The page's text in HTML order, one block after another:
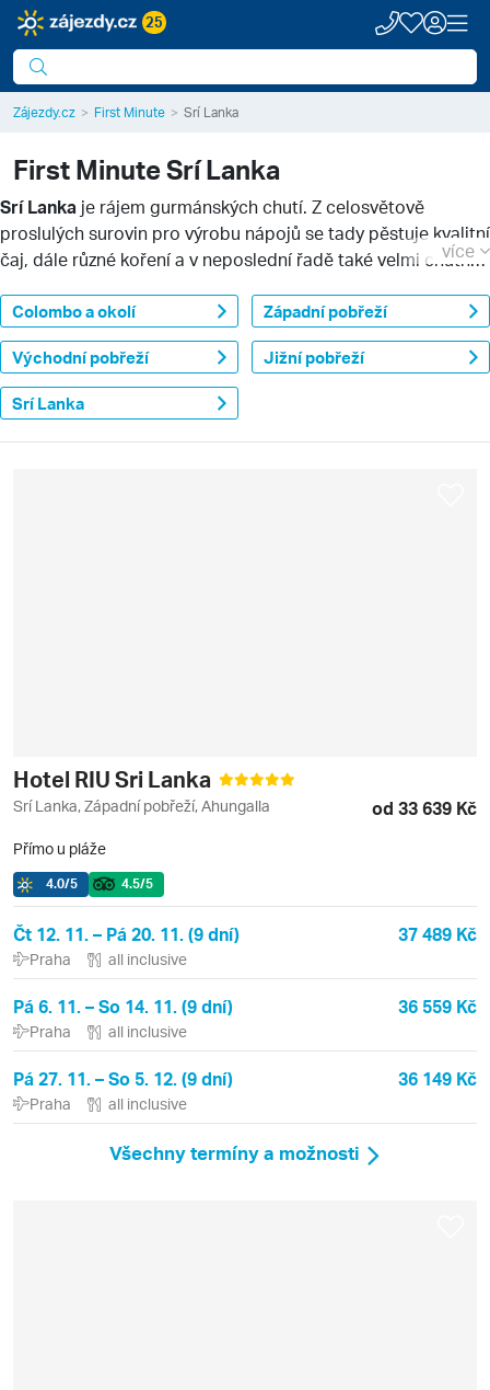
25
Zájezdy.cz First Minute Srí Lanka
First MinuteSrí Lanka
Srí Lanka je rájem gurmánských chutí. Z celosvětově
proslulých surovin pro výrobu nápojů se tady pěstuje kvalitní
čaj, dále různé koření a v neposlední řadě také velmi chutné
vydejte se do ráje v Indickém oceánu například s naší First
Minute nabídkou na Srí Lanku.
více
Colombo a okolí Západní pobřeží
Východní pobřeží Jižní pobřeží
Srí Lanka
Hotel RIU Sri Lanka
Srí Lanka, Západní pobřeží, Ahungalla od 33 639 Kč
Přímo u pláže
4.0/5 4.5/5
Čt 12. 11. – Pá 20. 11. (9 dní) 37 489 Kč
Praha all inclusive
Pá 6. 11. – So 14. 11. (9 dní) 36 559 Kč
Praha all inclusive
Pá 27. 11. – So 5. 12. (9 dní) 36 149 Kč
Praha all inclusive
Všechny termíny a možnosti